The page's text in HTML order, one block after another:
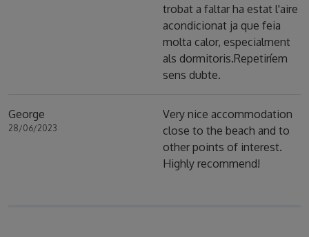
trobat a faltar ha estat l'aire
acondicionat ja que feia
molta calor, especialment
als dormitoris.Repetiríem
sens dubte.
George
28/06/2023
Very nice accommodation
close to the beach and to
other points of interest.
Highly recommend!